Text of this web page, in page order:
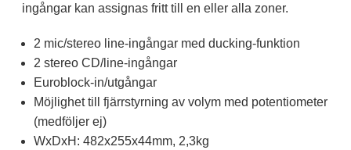
ingångar kan assignas fritt till en eller alla zoner.
2 mic/stereo line-ingångar med ducking-funktion
2 stereo CD/line-ingångar
Euroblock-in/utgångar
Möjlighet till fjärrstyrning av volym med potentiometer
(medföljer ej)
WxDxH: 482x255x44mm, 2,3kg